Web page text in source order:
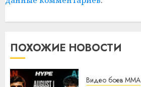
ПОХОЖИЕ НОВОСТИ
Видео боев MMA